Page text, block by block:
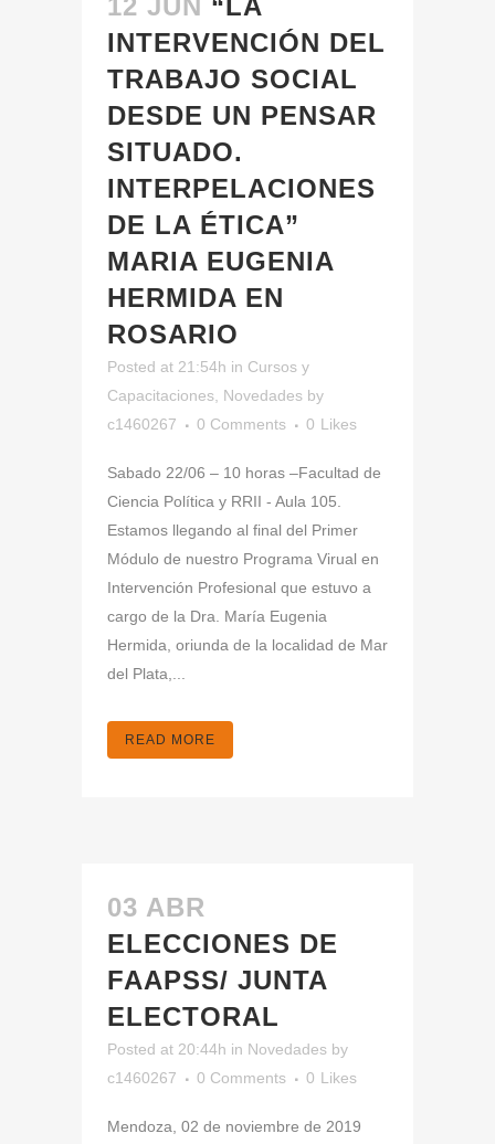
12 JUN “LA
INTERVENCIÓN DEL
TRABAJO SOCIAL
DESDE UN PENSAR
SITUADO.
INTERPELACIONES
DE LA ÉTICA”
MARIA EUGENIA
HERMIDA EN
ROSARIO
Posted at 21:54h in Cursos y
Capacitaciones Novedades by
c1460267
0 Comments 0 Likes
Sabado 22/06 – 10 horas –Facultad de
Ciencia Política y RRII - Aula 105.
Estamos llegando al final del Primer
Módulo de nuestro Programa Virual en
Intervención Profesional que estuvo a
cargo de la Dra. María Eugenia
Hermida, oriunda de la localidad de Mar
del Plata,...
READ MORE
03 ABR
ELECCIONES DE
FAAPSS/ JUNTA
ELECTORAL
Posted at 20:44h in Novedades by
c1460267
0 Comments 0 Likes
Mendoza, 02 de noviembre de 2019